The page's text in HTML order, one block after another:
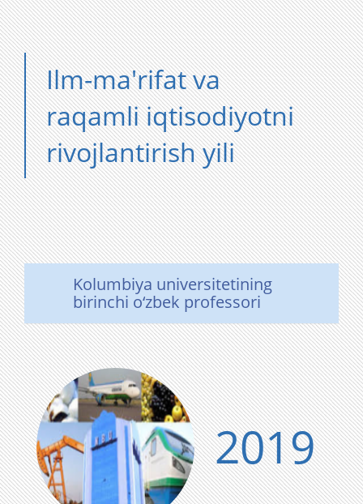
Ilm-ma'rifat va
raqamli iqtisodiyotni
rivojlantirish yili
Kolumbiya universitetining
birinchi o‘zbek professori
2019